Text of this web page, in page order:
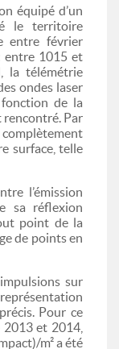
équipé d’un
le territoire
entre février
entre 1015 et
la télémétrie
ondes laser
de la
rencontré. Par
complètement
surface, telle
l’émission
sa réflexion
point de la
de points en
sur
Pour ce
et 2014,
m² a été